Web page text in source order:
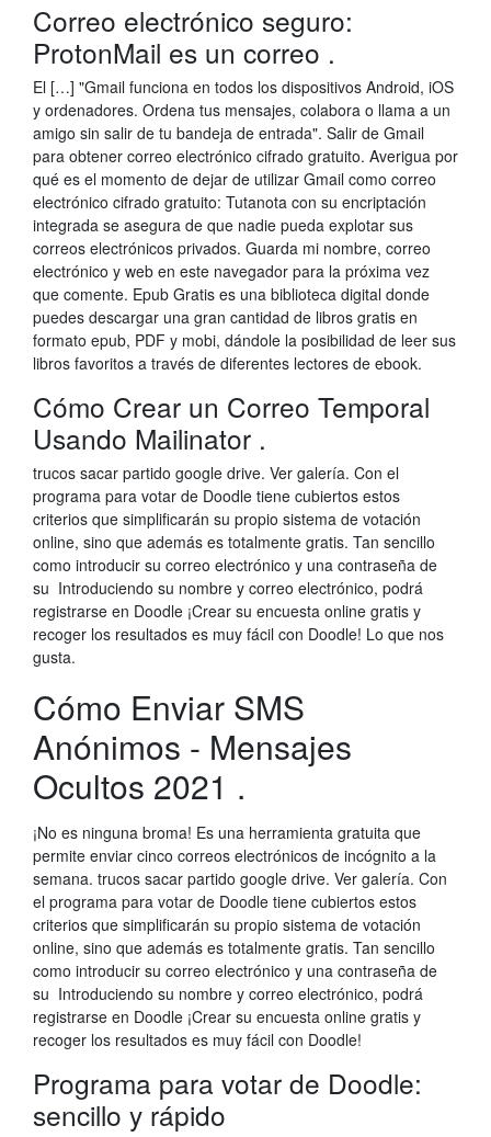
Correo electrónico seguro:
ProtonMail es un correo .
El […] "Gmail funciona en todos los dispositivos Android, iOS
y ordenadores. Ordena tus mensajes, colabora o llama a un
amigo sin salir de tu bandeja de entrada". Salir de Gmail
para obtener correo electrónico cifrado gratuito. Averigua por
qué es el momento de dejar de utilizar Gmail como correo
electrónico cifrado gratuito: Tutanota con su encriptación
integrada se asegura de que nadie pueda explotar sus
correos electrónicos privados. Guarda mi nombre, correo
electrónico y web en este navegador para la próxima vez
que comente. Epub Gratis es una biblioteca digital donde
puedes descargar una gran cantidad de libros gratis en
formato epub, PDF y mobi, dándole la posibilidad de leer sus
libros favoritos a través de diferentes lectores de ebook.
Cómo Crear un Correo Temporal
Usando Mailinator .
trucos sacar partido google drive. Ver galería. Con el
programa para votar de Doodle tiene cubiertos estos
criterios que simplificarán su propio sistema de votación
online, sino que además es totalmente gratis. Tan sencillo
como introducir su correo electrónico y una contraseña de
su Introduciendo su nombre y correo electrónico, podrá
registrarse en Doodle ¡Crear su encuesta online gratis y
recoger los resultados es muy fácil con Doodle! Lo que nos
gusta.
Cómo Enviar SMS
Anónimos - Mensajes
Ocultos 2021 .
¡No es ninguna broma! Es una herramienta gratuita que
permite enviar cinco correos electrónicos de incógnito a la
semana. trucos sacar partido google drive. Ver galería. Con
el programa para votar de Doodle tiene cubiertos estos
criterios que simplificarán su propio sistema de votación
online, sino que además es totalmente gratis. Tan sencillo
como introducir su correo electrónico y una contraseña de
su Introduciendo su nombre y correo electrónico, podrá
registrarse en Doodle ¡Crear su encuesta online gratis y
recoger los resultados es muy fácil con Doodle!
Programa para votar de Doodle:
sencillo y rápido